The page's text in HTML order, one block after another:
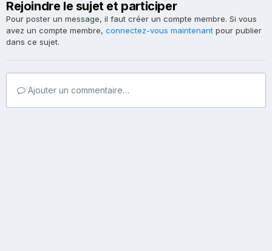
Rejoindre le sujet et participer
Pour poster un message, il faut créer un compte membre. Si vous
avez un compte membre, connectez-vous maintenant pour publier
dans ce sujet.
Ajouter un commentaire…